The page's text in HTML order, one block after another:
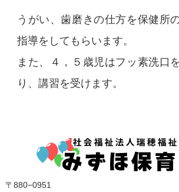
うがい、歯磨きの仕方を保健所
指導をしてもらいます。
また、４，５歳児はフッ素洗口
り、講習を受けます。
〒880−0951